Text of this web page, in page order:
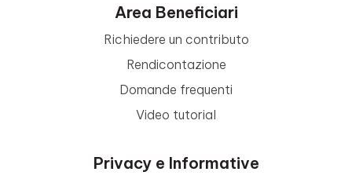
Area Beneficiari
Richiedere un contributo
Rendicontazione
Domande frequenti
Video tutorial
Privacy e Informative